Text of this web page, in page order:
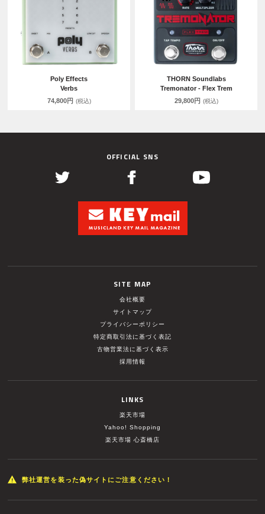
Poly Effects
Verbs
74,800円 (税込)
THORN Soundlabs
Tremonator - Flex Trem
29,800円 (税込)
OFFICIAL SNS
SITE MAP
会社概要
サイトマップ
プライバシーポリシー
特定商取引法に基づく表記
古物営業法に基づく表示
採用情報
LINKS
楽天市場
Yahoo! Shopping
楽天市場 心斎橋店
弊社運営を装った偽サイトにご注意ください！